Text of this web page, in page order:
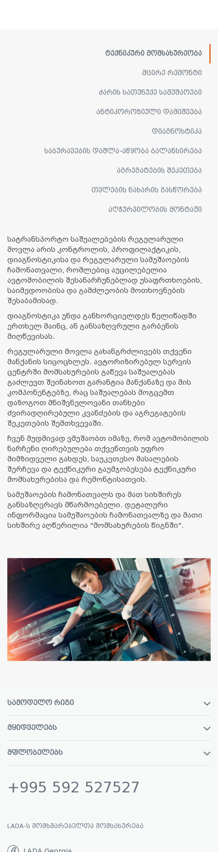
ᲢᲔᲥᲜᲘᲙᲣᲠᲘ ᲛᲝᲛᲡᲐᲮᲣᲠᲔᲝᲑᲐ
ᲛᲪᲘᲠᲔ ᲠᲔᲛᲝᲜᲢᲘ
ᲫᲐᲠᲘᲡ ᲡᲐᲗᲣᲜᲣᲥᲔ ᲡᲐᲛᲣᲨᲐᲝᲔᲑᲘ
ᲐᲜᲢᲘᲙᲝᲠᲝᲖᲘᲣᲚᲘ ᲓᲐᲛᲘᲨᲕᲔᲑᲐ
ᲓᲘᲐᲒᲜᲝᲡᲢᲘᲙᲐ
ᲡᲐᲑᲣᲠᲐᲕᲔᲑᲘᲡ ᲓᲐᲨᲚᲐ-ᲐᲬᲧᲝᲑᲐ ᲑᲐᲚᲐᲜᲡᲘᲠᲔᲑᲐ
ᲐᲒᲠᲔᲒᲐᲢᲔᲑᲘᲡ ᲨᲔᲙᲔᲗᲔᲑᲐ
ᲗᲕᲚᲔᲑᲘᲡ ᲜᲐᲮᲐᲠᲘᲡ ᲒᲐᲡᲬᲝᲠᲔᲑᲐ
ᲐᲦᲭᲣᲠᲕᲘᲚᲝᲑᲘᲡ ᲛᲝᲜᲢᲐᲟᲘ
სატრანსპორტო საშუალებების რეგულარული
მოვლა არის კონტროლის, პროფილაქტიკის,
დიაგნოსტიკისა და რეგულარული სამუშაოების
ჩამონათვალი, რომლებიც აუცილებელია
ავტომობილის შესანარჩუნებლად უსაფრთხოების,
საიმედოობისა და გამძლეობის მოთხოვნების
შესაბამისად.
დიაგნოსტიკა უნდა განხორციელდეს წელიწადში
ერთხელ მაინც, ან განსაზღვრული გარბენის
მიღწევისას.
რეგულარული მოვლა გახანგრძლივებს თქვენი
მანქანის სიცოცხლეს. ავტორიზირებულ სერვის
ცენტრში მომსახურების გაწევა საშუალებას
გაძლევთ შეინახოთ გარანტია მანქანაზე და მის
კომპონენტებზე, რაც საშუალებას მოგცემთ
დაზოგოთ მნიშვნელოვანი თანხები
ძვირადღირებული კვანძების და აგრეგატების
შეკეთების შემთხვევაში.
ჩვენ მუდმივად ვმუშაობთ იმაზე, რომ ავტომობილის
ნარჩენი ღირებულება თქვენთვის უფრო
მიმზიდველი გახდეს, საუკეთესო მასალების
შერჩევა და ტექნიკური გაუმჯობესება ტექნიკური
მომსახურებისა და რემონტისათვის.
სამუშაოების ჩამონათვალს და მათ სიხშირეს
განსაზღვრავს მწარმოებელი. დეტალური
ინფორმაცია სამუშაოების ჩამონათვალზე და მათი
სიხშირე აღწერილია "მომსახურების წიგნში".
ᲡᲐᲛᲝᲓᲔᲚᲝ ᲠᲘᲒᲘ
ᲛᲧᲘᲓᲕᲔᲚᲔᲑᲡ
ᲛᲤᲚᲝᲑᲔᲚᲔᲑᲡ
+995 592 527527
LADA-Ს ᲛᲝᲛᲮᲛᲐᲠᲔᲑᲔᲚᲗᲐ ᲛᲝᲛᲡᲐᲮᲣᲠᲔᲑᲐ